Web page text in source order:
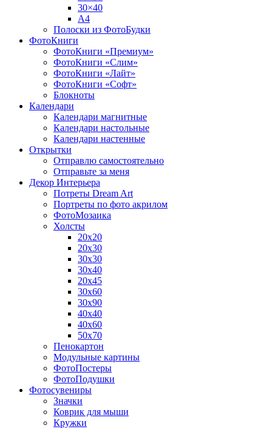
30×40
A4
Полоски из ФотоБудки
ФотоКниги
ФотоКниги «Премиум»
ФотоКниги «Слим»
ФотоКниги «Лайт»
ФотоКниги «Софт»
Блокноты
Календари
Календари магнитные
Календари настольные
Календари настенные
Открытки
Отправлю самостоятельно
Отправьте за меня
Декор Интерьера
Потреты Dream Art
Портреты по фото акрилом
ФотоМозаика
Холсты
20х20
20х30
30х30
30х40
20х45
30х60
30х90
40х40
40х60
50х70
Пенокартон
Модульные картины
ФотоПостеры
ФотоПодушки
Фотоcувениры
Значки
Коврик для мыши
Кружки